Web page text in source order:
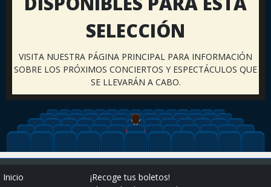
SELECCIÓN
VISITA NUESTRA PÁGINA PRINCIPAL PARA INFORMACIÓN
SOBRE LOS PRÓXIMOS CONCIERTOS Y ESPECTÁCULOS QUE
SE LLEVARÁN A CABO.
Inicio
¡Recoge tus boletos!